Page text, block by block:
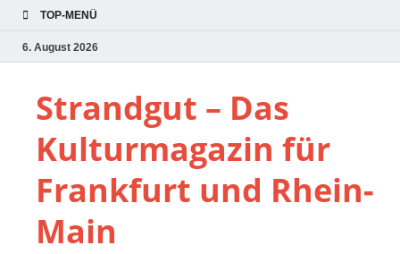
TOP-MENÜ
6. August 2026
Strandgut – Das
Kulturmagazin für
Frankfurt und Rhein-
Main